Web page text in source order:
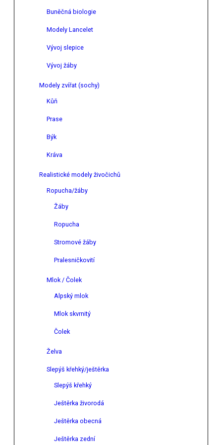
Buněčná biologie
Modely Lancelet
Vývoj slepice
Vývoj žáby
Modely zvířat (sochy)
Kůň
Prase
Býk
Kráva
Realistické modely živočichů
Ropucha/žáby
Žáby
Ropucha
Stromové žáby
Pralesničkovití
Mlok / Čolek
Alpský mlok
Mlok skvrnitý
Čolek
Želva
Slepýš křehký/ještěrka
Slepýš křehký
Ještěrka živorodá
Ještěrka obecná
Ještěrka zední